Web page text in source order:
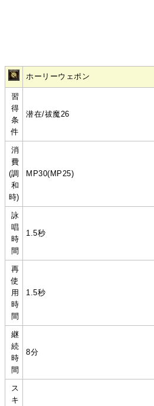
ホーリーウェポン
習
得
条
件
潜在/祓魔26
消
費
(調
和
時)
MP30(MP25)
詠
唱
時
間
1.5秒
再
使
用
時
間
1.5秒
継
続
時
間
8分
ス
キ